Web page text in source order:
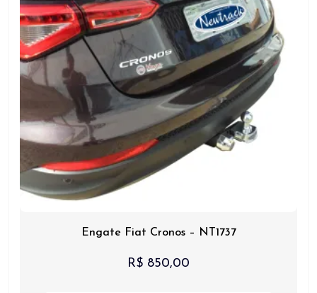
Engate Fiat Cronos – NT1737
R$ 850,00